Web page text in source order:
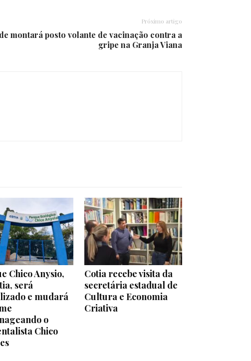
Próximo artigo
montará posto volante de vacinação contra a
gripe na Granja Viana
Chico Anysio,
será
e mudará
o
Chico
Cotia recebe visita da
secretária estadual de
Cultura e Economia
Criativa